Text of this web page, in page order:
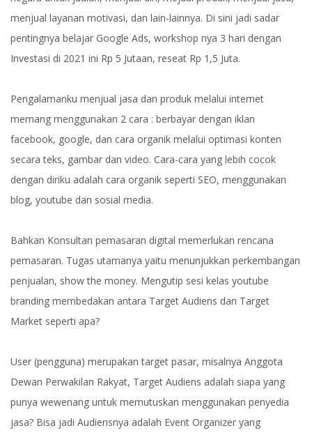
menjual layanan motivasi, dan lain-lainnya. Di sini jadi sadar
pentingnya belajar Google Ads, workshop nya 3 hari dengan
Investasi di 2021 ini Rp 5 Jutaan, reseat Rp 1,5 Juta.
Pengalamanku menjual jasa dan produk melalui internet
memang menggunakan 2 cara : berbayar dengan iklan
facebook, google, dan cara organik melalui optimasi konten
secara teks, gambar dan video. Cara-cara yang lebih cocok
dengan diriku adalah cara organik seperti SEO, menggunakan
blog, youtube dan sosial media.
Bahkan Konsultan pemasaran digital memerlukan rencana
pemasaran. Tugas utamanya yaitu menunjukkan perkembangan
penjualan, show the money. Mengutip sesi kelas youtube
branding membedakan antara Target Audiens dan Target
Market seperti apa?
User (pengguna) merupakan target pasar, misalnya Anggota
Dewan Perwakilan Rakyat, Target Audiens adalah siapa yang
punya wewenang untuk memutuskan menggunakan penyedia
jasa? Bisa jadi Audiensnya adalah Event Organizer yang